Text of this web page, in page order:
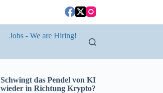
Jobs - We are Hiring!
Schwingt das Pendel von KI
wieder in Richtung Krypto?